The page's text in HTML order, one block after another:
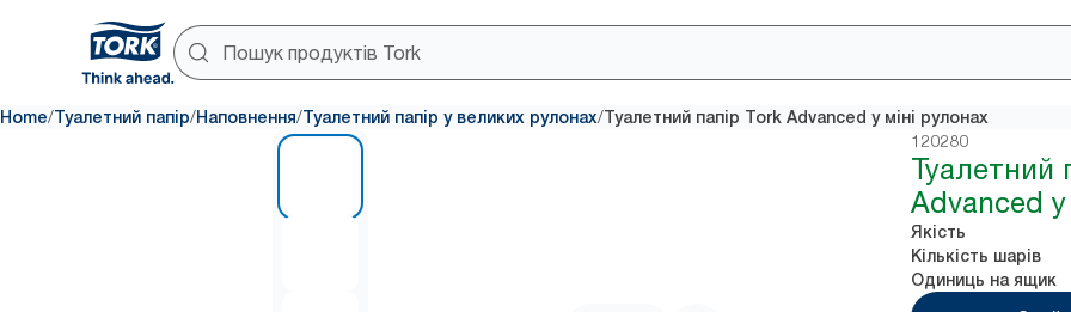
Home/Туалетний папір/Наповнення/Туалетний папір у великих рулонах/Туалетний папір Tork Advanced у міні рулонах
120280
Туалетний
Advanced у
Якість
Кількість шарів
Одиниць на ящик